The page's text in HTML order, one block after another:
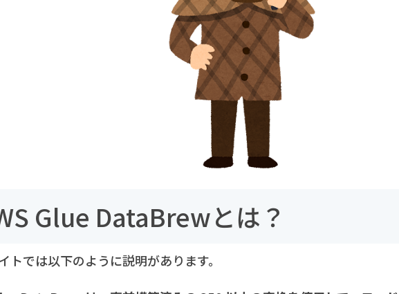
Glue DataBrewとは？
トでは以下のように説明があります。